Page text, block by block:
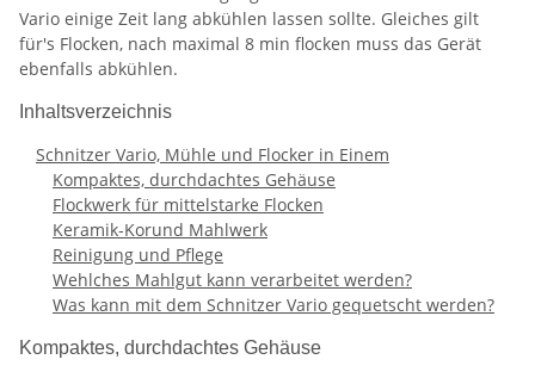
Vario einige Zeit lang abkühlen lassen sollte. Gleiches gilt
für's Flocken, nach maximal 8 min flocken muss das Gerät
ebenfalls abkühlen.
Inhaltsverzeichnis
Schnitzer Vario, Mühle und Flocker in Einem
Kompaktes, durchdachtes Gehäuse
Flockwerk für mittelstarke Flocken
Keramik-Korund Mahlwerk
Reinigung und Pflege
Wehlches Mahlgut kann verarbeitet werden?
Was kann mit dem Schnitzer Vario gequetscht werden?
Kompaktes, durchdachtes Gehäuse